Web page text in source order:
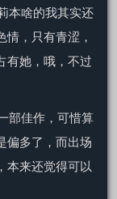
本啥的我其实还
，只有青涩，
有她，哦，不过
部佳作，可惜算
偏多了，而出场
本来还觉得可以